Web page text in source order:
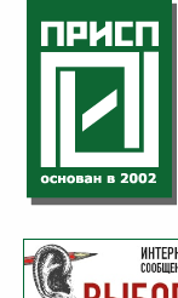
Категория:
Комментарии